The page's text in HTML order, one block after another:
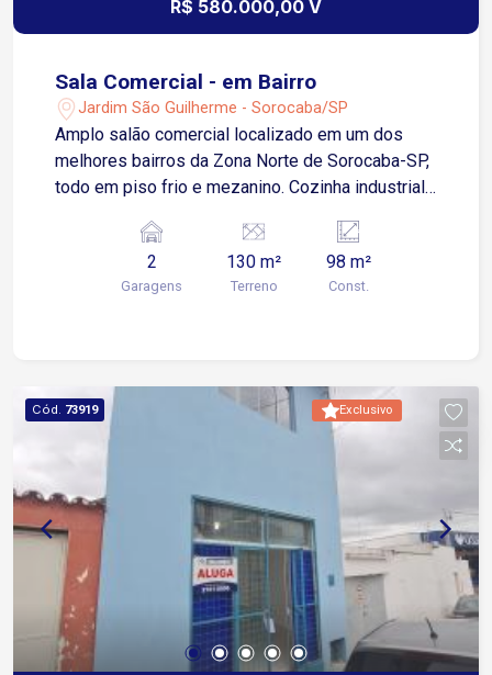
R$ 580.000,00 V
Sala Comercial - em Bairro
Jardim São Guilherme - Sorocaba/SP
Amplo salão comercial localizado em um dos
melhores bairros da Zona Norte de Sorocaba-SP,
todo em piso frio e mezanino. Cozinha industrial
condomínios Ibiti Royal e Ibiti Reserva!
2
Garagens
130 m²
Terreno
98 m²
Const.
Exclusivo
Cód. 73919